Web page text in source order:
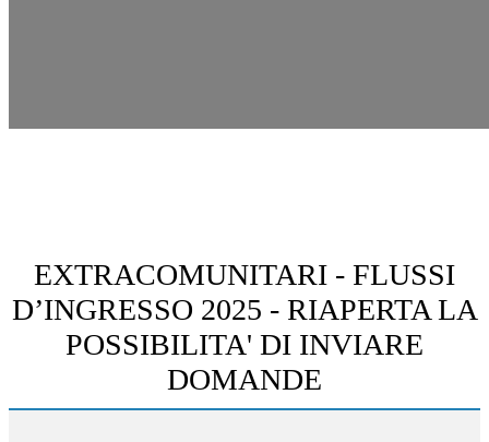
EXTRACOMUNITARI - FLUSSI
D’INGRESSO 2025 - RIAPERTA LA
POSSIBILITA' DI INVIARE
DOMANDE